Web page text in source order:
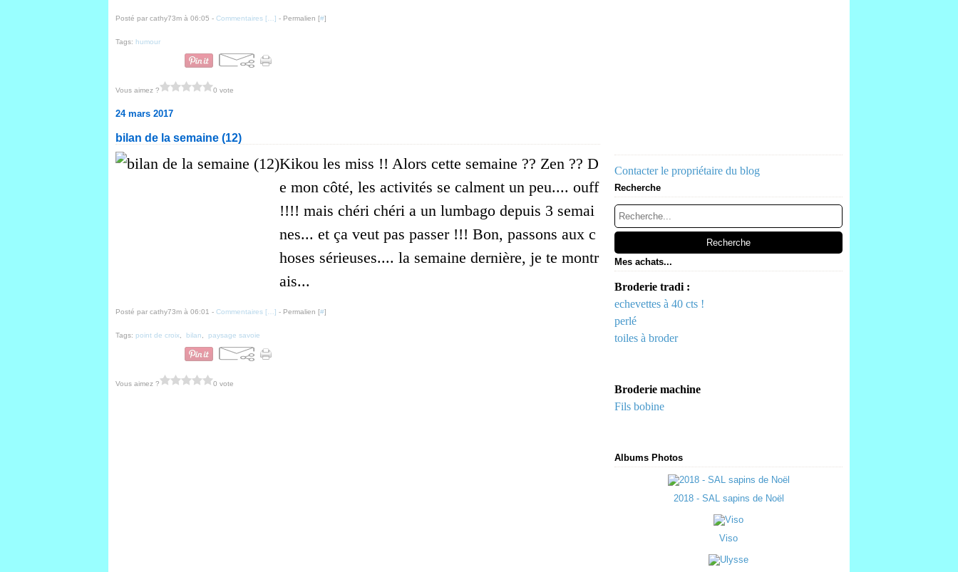
Posté par cathy73m à 06:05 - Commentaires [ ] - Permalien [#]
Tags: humour
Vous aimez ? 0 vote
24 mars 2017
bilan de la semaine (12)
Kikou les miss !! Alors cette semaine ?? Zen ?? D
e mon côté, les activités se calment un peu.... ouff
!!!! mais chéri chéri a un lumbago depuis 3 semai
nes... et ça veut pas passer !!! Bon, passons aux c
hoses sérieuses.... la semaine dernière, je te montr
ais...
Posté par cathy73m à 06:01 - Commentaires [ ] - Permalien [#]
Tags: point de croix bilan paysage savoie
Vous aimez ? 0 vote
Contacter le propriétaire du blog
Recherche
Mes achats...
Broderie tradi :
echevettes à 40 cts !
perlé
toiles à broder
Broderie machine
Fils bobine
Albums Photos
2018 - SAL sapins de Noël
Viso